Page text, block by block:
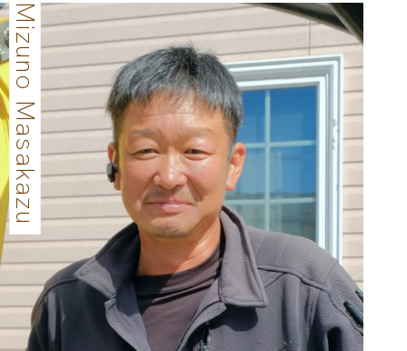
Mizuno Masakazu